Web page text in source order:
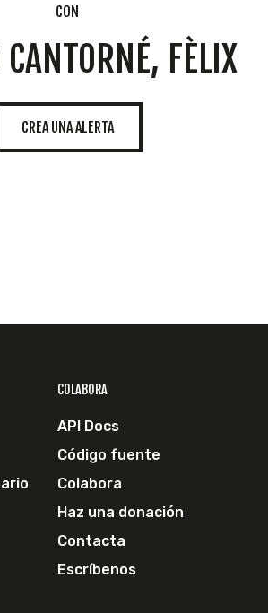
CON
FÈLIX
CREA UNA ALERTA
COLABORA
API Docs
Código fuente
Colabora
Haz una donación
Contacta
Escríbenos